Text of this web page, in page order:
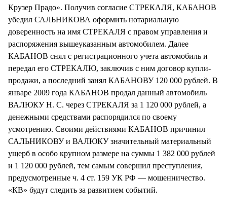
Крузер Прадо». Получив согласие СТРЕКАЛЯ, КАБАНОВ
убедил САЛЬНИКОВА оформить нотариальную
доверенность на имя СТРЕКАЛЯ с правом управления и
распоряжения вышеуказанным автомобилем. Далее
КАБАНОВ снял с регистрационного учета автомобиль и
передал его СТРЕКАЛЮ, заключив с ним договор купли-
продажи, а последний занял КАБАНОВУ 120 000 рублей. В
январе 2009 года КАБАНОВ продал данный автомобиль
ВАЛЮКУ Н. С. через СТРЕКАЛЯ за 1 120 000 рублей, а
денежными средствами распорядился по своему
усмотрению. Своими действиями КАБАНОВ причинил
САЛЬНИКОВУ и ВАЛЮКУ значительный материальный
ущерб в особо крупном размере на суммы 1 382 000 рублей
и 1 120 000 рублей, тем самым совершил преступления,
предусмотренные ч. 4 ст. 159 УК РФ — мошенничество.
«КВ» будут следить за развитием событий.